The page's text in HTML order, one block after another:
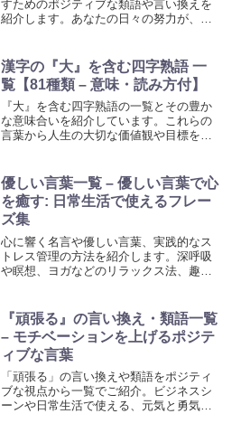
すためのポジティブな類語や言い換えを
紹介します。あなたの日々の努力が、更
漢字の『大』を含む四字熟語 一
覧【81種類 – 意味・読み方付】
『大』を含む四字熟語の一覧とその豊か
な意味合いを紹介しています。これらの
言葉から人生の大切な価値観や目標を再
優しい言葉一覧 – 優しい言葉で心
を癒す: 日常生活で使えるフレー
ズ集
心に響く名言や優しい言葉、実践的なス
トレス管理の方法を紹介します。深呼吸
や瞑想、ヨガなどのリラックス法、趣味
保ちましょう。より充実した生活を送る
ための具体的なアドバイスを提供しま
す。
『頑張る』の言い換え・類語一覧
– モチベーションを上げるポジテ
ィブな言葉
「頑張る」の言い換えや類語をポジティ
ブな視点から一覧でご紹介。ビジネスシ
ーンや日常生活で使える、元気と勇気を